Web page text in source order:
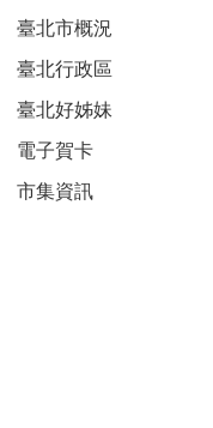
臺北市概況
臺北行政區
臺北好姊妹
電子賀卡
市集資訊